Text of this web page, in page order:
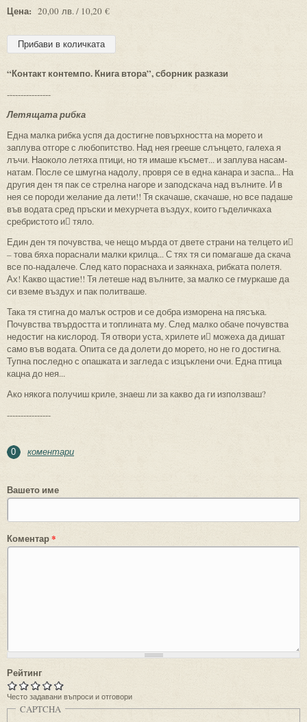
Цена: 20,00 лв. / 10,20 €
“Контакт контемпо. Книга втора”, сборник разкази
----------------
Летящата рибка
Една малка рибка успя да достигне повърхността на морето и
заплува отгоре с любопитство. Над нея грееше слънцето, галеха я
лъчи. Наоколо летяха птици, но тя имаше късмет... и заплува насам-
натам. После се шмугна надолу, провря се в една канара и заспа... На
другия ден тя пак се стрелна нагоре и заподскача над вълните. И в
нея се породи желание да лети!! Тя скачаше, скачаше, но все падаше
във водата сред пръски и мехурчета въздух, които гъделичкаха
сребристото и тяло.
Един ден тя почувства, че нещо мърда от двете страни на телцето и
– това бяха пораснали малки крилца... С тях тя си помагаше да скача
все по-надалече. След като пораснаха и заякнаха, рибката полетя.
Ах! Какво щастие!! Тя летеше над вълните, за малко се гмуркаше да
си вземе въздух и пак политваше.
Така тя стигна до малък остров и се добра изморена на пясъка.
Почувства твърдостта и топлината му. След малко обаче почувства
недостиг на кислород. Тя отвори уста, хрилете и можеха да дишат
само във водата. Опита се да долети до морето, но не го достигна.
Тупна последно с опашката и загледа с изцъклени очи. Една птица
кацна до нея...
Ако някога получиш криле, знаеш ли за какво да ги използваш?
----------------
0 коментари
Вашето име
Коментар*
Рейтинг
Често задавани въпроси и отговори
CAPTCHA